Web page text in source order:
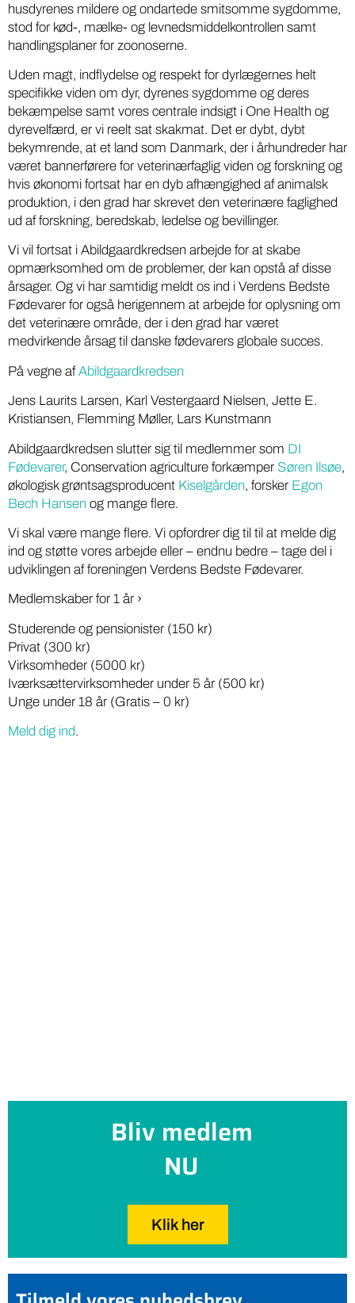
husdyrenes mildere og ondartede smitsomme sygdomme,
stod for kød-, mælke- og levnedsmiddelkontrollen samt
handlingsplaner for zoonoserne.
Uden magt, indflydelse og respekt for dyrlægernes helt
specifikke viden om dyr, dyrenes sygdomme og deres
bekæmpelse samt vores centrale indsigt i One Health og
dyrevelfærd, er vi reelt sat skakmat. Det er dybt, dybt
bekymrende, at et land som Danmark, der i århundreder har
været bannerførere for veterinærfaglig viden og forskning og
hvis økonomi fortsat har en dyb afhængighed af animalsk
produktion, i den grad har skrevet den veterinære faglighed
ud af forskning, beredskab, ledelse og bevillinger.
Vi vil fortsat i Abildgaardkredsen arbejde for at skabe
opmærksomhed om de problemer, der kan opstå af disse
årsager. Og vi har samtidig meldt os ind i Verdens Bedste
Fødevarer for også herigennem at arbejde for oplysning om
det veterinære område, der i den grad har været
medvirkende årsag til danske fødevarers globale succes.
På vegne afAbildgaardkredsen
Jens Laurits Larsen, Karl Vestergaard Nielsen, Jette E.
Kristiansen, Flemming Møller, Lars Kunstmann
Abildgaardkredsen slutter sig til medlemmer som DI
Fødevarer, Conservation agriculture forkæmper Søren Ilsøe,
økologisk grøntsagsproducent Kiselgården, forsker Egon
Bech Hansen og mange flere.
Vi skal være mange flere. Vi opfordrer dig til til at melde dig
ind og støtte vores arbejde eller – endnu bedre – tage del i
udviklingen af foreningen Verdens Bedste Fødevarer.
Medlemskaber for 1 år ›
Studerende og pensionister (150 kr)
Privat (300 kr)
Virksomheder (5000 kr)
Iværksættervirksomheder under 5 år (500 kr)
Unge under 18 år (Gratis – 0 kr)
Meld dig ind.
Bliv medlem
NU
Klik her